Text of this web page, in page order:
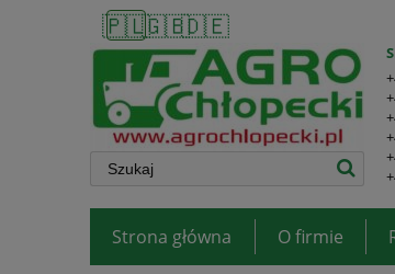
🇵🇱🇬🇧🇩🇪
Strona główna O firmie